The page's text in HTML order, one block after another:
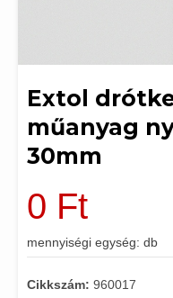
Extol
műanyag
30mm
0 Ft
mennyiségi egység: db
Cikkszám: 960017